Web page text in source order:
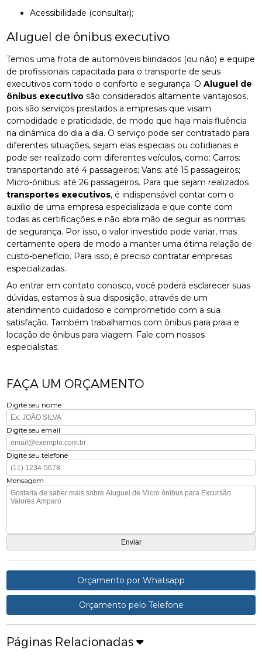
Acessibilidade (consultar);
Aluguel de ônibus executivo
Temos uma frota de automóveis blindados (ou não) e equipe
de profissionais capacitada para o transporte de seus
executivos com todo o conforto e segurança. OAluguel de
ônibus executivo são considerados altamente vantajosos,
pois são serviços prestados a empresas que visam
comodidade e praticidade, de modo que haja mais fluência
na dinâmica do dia a dia. O serviço pode ser contratado para
diferentes situações, sejam elas especiais ou cotidianas e
pode ser realizado com diferentes veículos, como: Carros:
transportando até 4 passageiros; Vans: até 15 passageiros;
Micro-ônibus: até 26 passageiros. Para que sejam realizados
transportes executivos, é indispensável contar com o
auxílio de uma empresa especializada e que conte com
todas as certificações e não abra mão de seguir as normas
de segurança. Por isso, o valor investido pode variar, mas
certamente opera de modo a manter uma ótima relação de
custo-benefício. Para isso, é preciso contratar empresas
especializadas.
Ao entrar em contato conosco, você poderá esclarecer suas
dúvidas, estamos à sua disposição, através de um
atendimento cuidadoso e comprometido com a sua
satisfação. Também trabalhamos com ônibus para praia e
locação de ônibus para viagem. Fale com nossos
especialistas.
FAÇA UM ORÇAMENTO
Digite seu nome
Digite seu email
Digite seu telefone
Mensagem
Orçamento por Whatsapp
Orçamento pelo Telefone
Páginas Relacionadas